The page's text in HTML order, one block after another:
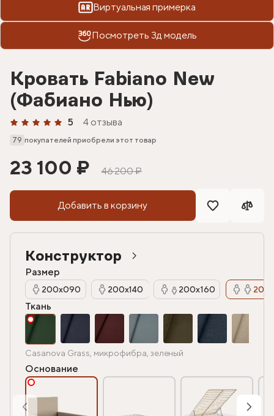
Виртуальная примерка
Посмотреть 3д модель
Кровать Fabiano New
(Фабиано Нью)
5 4 отзыва
79 покупателей приобрели этот товар
23 100 ₽ 46 200 ₽
Добавить в корзину
Конструктор
Размер
200х090 200х140 200х160
Ткань
Casanova Grass, микрофибра, зеленый
Основание